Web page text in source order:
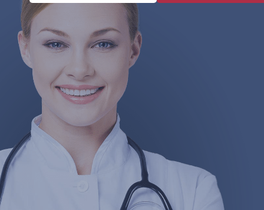
Estamos convenientemente situados en pleno
Slope, Red Hook, Prospect Park y Brooklyn
Manhattan. El transporte público está a solo
En el Brooklyn Abortion Center
integral, atendiendo sus necesidades físicas y
en nuestra clínica de interrupción voluntaria del
que pueda tomar decisiones informadas sobre
discreción